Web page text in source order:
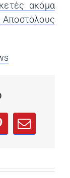
ακόμα
Αποστόλους
a new tab)
tab)
in a new tab)
in a
Email